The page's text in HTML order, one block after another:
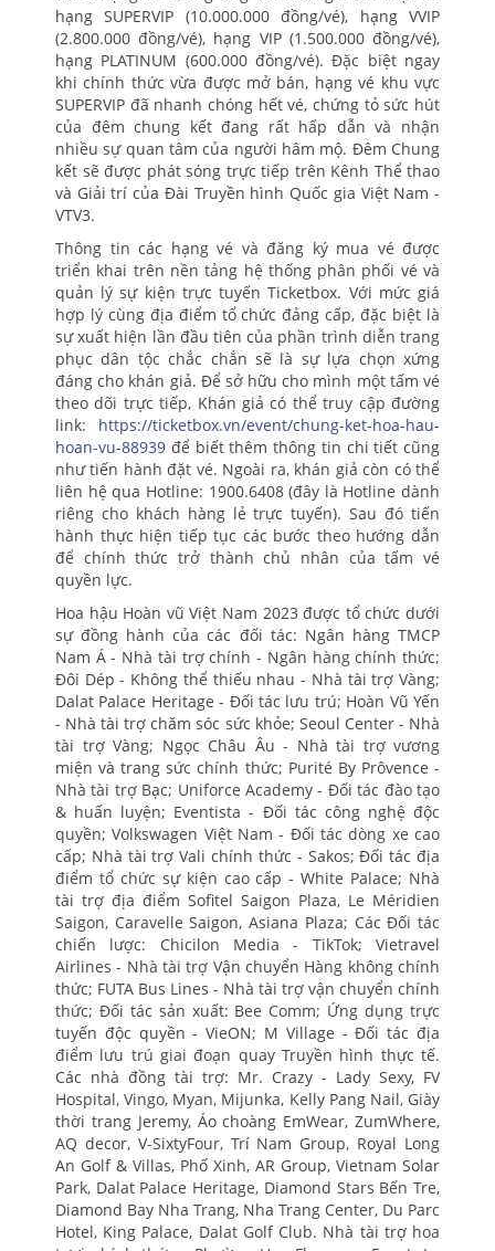
hạng SUPERVIP (10.000.000 đồng/vé), hạng VVIP
(2.800.000 đồng/vé), hạng VIP (1.500.000 đồng/vé),
hạng PLATINUM (600.000 đồng/vé). Đặc biệt ngay
khi chính thức vừa được mở bán, hạng vé khu vực
SUPERVIP đã nhanh chóng hết vé, chứng tỏ sức hút
của đêm chung kết đang rất hấp dẫn và nhận
nhiều sự quan tâm của người hâm mộ. Đêm Chung
kết sẽ được phát sóng trực tiếp trên Kênh Thể thao
và Giải trí của Đài Truyền hình Quốc gia Việt Nam -
VTV3.
Thông tin các hạng vé và đăng ký mua vé được
triển khai trên nền tảng hệ thống phân phối vé và
quản lý sự kiện trực tuyến Ticketbox. Với mức giá
hợp lý cùng địa điểm tổ chức đảng cấp, đặc biệt là
sự xuất hiện lần đầu tiên của phần trình diễn trang
phục dân tộc chắc chắn sẽ là sự lựa chọn xứng
đáng cho khán giả. Để sở hữu cho mình một tấm vé
theo dõi trực tiếp, Khán giả có thể truy cập đường
link: https://ticketbox.vn/event/chung-ket-hoa-hau-
hoan-vu-88939 để biết thêm thông tin chi tiết cũng
như tiến hành đặt vé. Ngoài ra, khán giả còn có thể
liên hệ qua Hotline: 1900.6408 (đây là Hotline dành
riêng cho khách hàng lẻ trực tuyến). Sau đó tiến
hành thực hiện tiếp tục các bước theo hướng dẫn
để chính thức trở thành chủ nhân của tấm vé
quyền lực.
Hoa hậu Hoàn vũ Việt Nam 2023 được tổ chức dưới
sự đồng hành của các đối tác: Ngân hàng TMCP
Nam Á - Nhà tài trợ chính - Ngân hàng chính thức;
Đôi Dép - Không thể thiếu nhau - Nhà tài trợ Vàng;
Dalat Palace Heritage - Đối tác lưu trú; Hoàn Vũ Yến
- Nhà tài trợ chăm sóc sức khỏe; Seoul Center - Nhà
tài trợ Vàng; Ngọc Châu Âu - Nhà tài trợ vương
miện và trang sức chính thức; Purité By Prôvence -
Nhà tài trợ Bạc; Uniforce Academy - Đối tác đào tạo
& huấn luyện; Eventista - Đối tác công nghệ độc
quyền; Volkswagen Việt Nam - Đối tác dòng xe cao
cấp; Nhà tài trợ Vali chính thức - Sakos; Đối tác địa
điểm tổ chức sự kiện cao cấp - White Palace; Nhà
tài trợ địa điểm Sofitel Saigon Plaza, Le Méridien
Saigon, Caravelle Saigon, Asiana Plaza; Các Đối tác
chiến lược: Chicilon Media - TikTok; Vietravel
Airlines - Nhà tài trợ Vận chuyển Hàng không chính
thức; FUTA Bus Lines - Nhà tài trợ vận chuyển chính
thức; Đối tác sản xuất: Bee Comm; Ứng dụng trực
tuyến độc quyền - VieON; M Village - Đối tác địa
điểm lưu trú giai đoạn quay Truyền hình thực tế.
Các nhà đồng tài trợ: Mr. Crazy - Lady Sexy, FV
Hospital, Vingo, Myan, Mijunka, Kelly Pang Nail, Giày
thời trang Jeremy, Áo choàng EmWear, ZumWhere,
AQ decor, V-SixtyFour, Trí Nam Group, Royal Long
An Golf & Villas, Phố Xinh, AR Group, Vietnam Solar
Park, Dalat Palace Heritage, Diamond Stars Bến Tre,
Diamond Bay Nha Trang, Nha Trang Center, Du Parc
Hotel, King Palace, Dalat Golf Club. Nhà tài trợ hoa